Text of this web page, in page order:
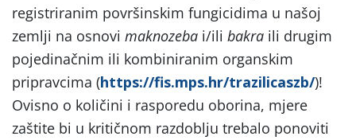
registriranim površinskim fungicidima u našoj
zemlji na osnovi maknozeba i/ili bakra ili drugim
pojedinačnim ili kombiniranim organskim
pripravcima (https://fis.mps.hr/trazilicaszb/)!
Ovisno o količini i rasporedu oborina, mjere
zaštite bi u kritičnom razdoblju trebalo ponoviti